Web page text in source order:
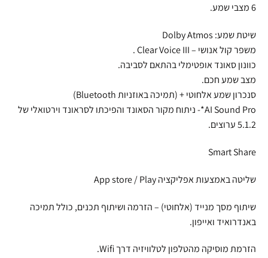
6 מצבי שמע.
שיטת שמע: Dolby Atmos
משפר קול אנושי – Clear Voice III .
כוונון סאונד אופטימלי בהתאם לסביבה.
מצב שמע חכם.
סנכרון שמע אלחוטי + (תמיכה באוזניות Bluetooth)
AI Sound Pro*- ניתוח מקור הסאונד והפיכתו לסראונד וירטואלי של
5.1.2 ערוצים.
Smart Share
שליטה באמצעות אפליקציה App store / Play
שיתוף מסך מנייד (אלחוטי) – הזרמה ושיתוף תכנים, כולל תמיכה
באנדרואיד ואייפון.
הזרמת מוסיקה מהטלפון לטלוויזיה דרך Wifi.